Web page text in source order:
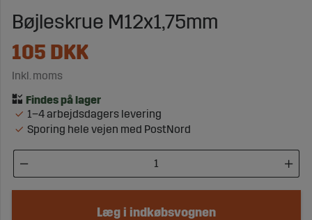
Bøjleskrue M12x1,75mm
105 DKK
Inkl. moms
1–4 arbejdsdagers levering
Sporing hele vejen med PostNord
Læg i indkøbsvognen